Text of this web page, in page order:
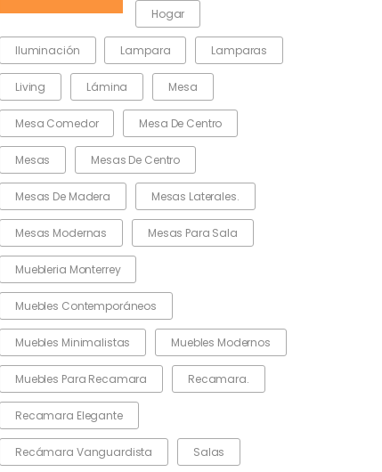
Hogar
Iluminación Lampara Lamparas
Living Lámina Mesa
Mesa Comedor Mesa De Centro
Mesas Mesas De Centro
Mesas De Madera Mesas Laterales.
Mesas Modernas Mesas Para Sala
Muebleria Monterrey
Muebles Contemporáneos
Muebles Minimalistas Muebles Modernos
Muebles Para Recamara Recamara.
Recamara Elegante
Recámara Vanguardista Salas